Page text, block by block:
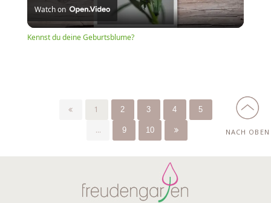
Video
Watch on
Kennst du deine Geburtsblume?
1 2 3 4 5
... 9 10 NACH OBEN